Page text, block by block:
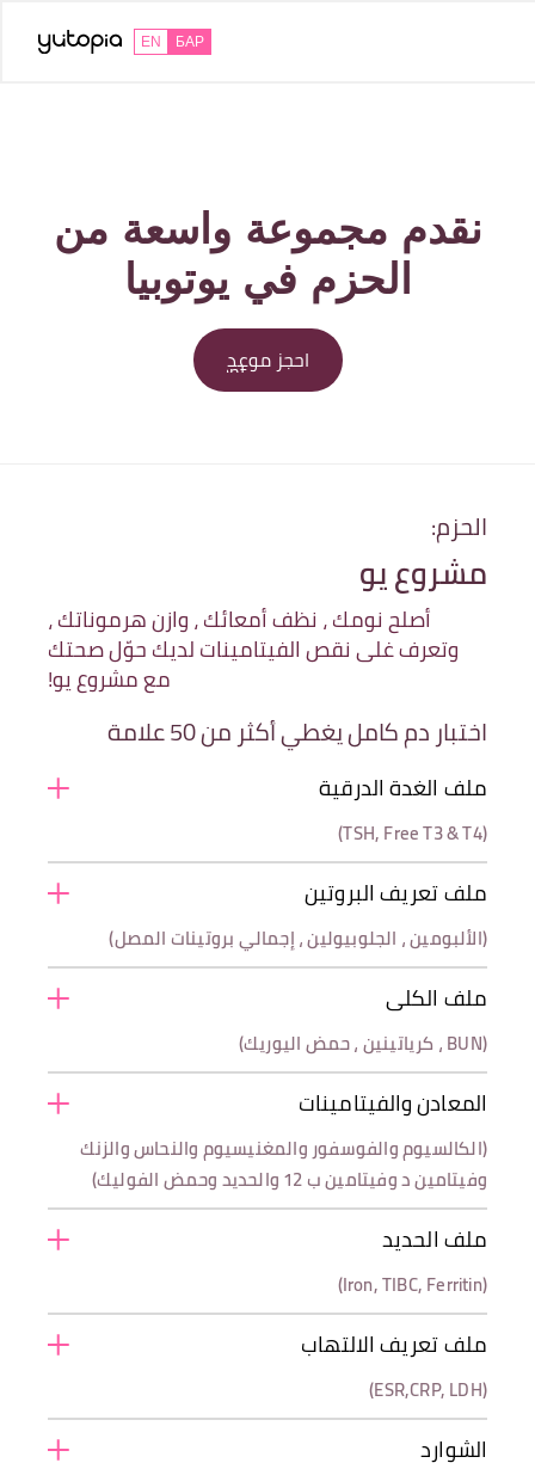
EN БАР
نقدم مجموعة واسعة من
الحزم في يوتوبيا
appointmentاحجز موعد
الحزم:
مشروع يو
أصلح نومك ، نظف أمعائك ، وازن هرموناتك ،
وتعرف غلى نقص الفيتامينات لديك حوّل صحتك
مع مشروع يو!
اختبار دم كامل يغطي أكثر من 50 علامة
ملف الغدة الدرقية
(TSH, Free T3 & T4)
ملف تعريف البروتين
(الألبومين ، الجلوبيولين ، إجمالي بروتينات المصل)
ملف الكلى
(BUN ، كرياتينين ، حمض اليوريك)
المعادن والفيتامينات
(الكالسيوم والفوسفور والمغنيسيوم والنحاس والزنك
وفيتامين د وفيتامين ب 12 والحديد وحمض الفوليك)
ملف الحديد
(Iron, TIBC, Ferritin)
ملف تعريف الالتهاب
(ESR,CRP, LDH)
الشوارد